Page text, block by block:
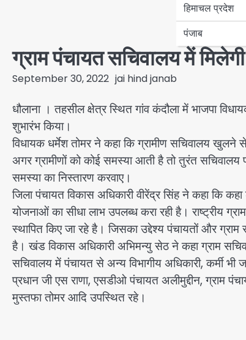
हिमाचल प्रदेश
पंजाब
ग्राम पंचायत सचिवालय में
September 30, 2022 jai hind janab
धौलाना । तहसील क्षेत्र स्थित गांव कंदौला में भाजपा
शुभारंभ किया।
विधायक धर्मेश तोमर ने कहा कि ग्रामीण सचिवालय खुलने
अगर ग्रामीणों को कोई समस्या आती है तो तुरंत
समस्या का निस्तारण करवाए।
जिला पंचायत विकास अधिकारी वीरेंद्र सिंह ने कहा कि
योजनाओं का सीधा लाभ उपलब्ध करा रही है। राष्ट्रीय
स्थापित किए जा रहे है। जिसका उद्देश्य पंचायतों और
है। खंड विकास अधिकारी अभिमन्यु सेठ ने कहा ग्राम
सचिवालय में पंचायत से अन्य विभागीय अधिकारी, कर्मी भी
प्रधान जी एस राणा, एसडीओ पंचायत अलीमुद्दीन, ग्राम
मुस्तफा तोमर आदि उपस्थित रहे।